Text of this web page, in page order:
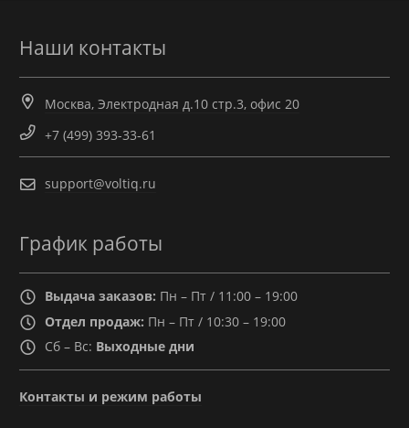
Наши контакты
Москва, Электродная д.10 стр.3, офис 20
+7 (499) 393-33-61
support@voltiq.ru
График работы
Выдача заказов: Пн – Пт / 11:00 – 19:00
Отдел продаж: Пн – Пт / 10:30 – 19:00
Сб – Вс: Выходные дни
Контакты и режим работы